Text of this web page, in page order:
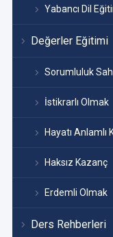
Yabancı Dil
Değerler Eğitimi
Sorumluluk
İstikrarlı Olmak
Hayatı Anlamlı
Haksız Kazanç
Erdemli Olmak
Ders Rehberleri